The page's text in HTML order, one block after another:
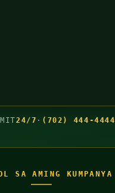
24/7 · (702) 444-4444
SA AMING KUMPANYA